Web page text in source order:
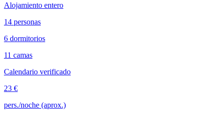
Alojamiento entero
14 personas
6 dormitorios
11 camas
Calendario verificado
23 €
pers./noche (aprox.)